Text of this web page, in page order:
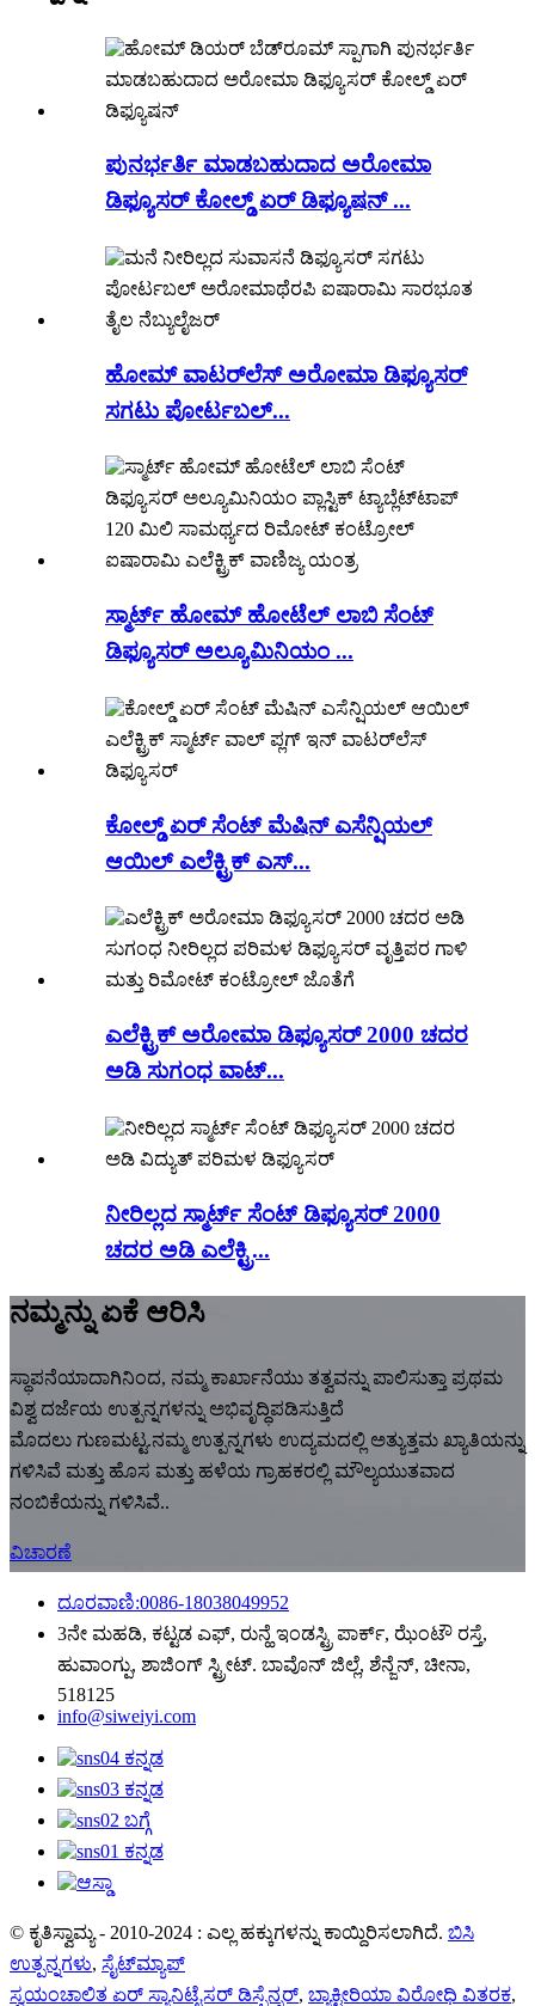
ಪುನರ್ಭರ್ತಿ ಮಾಡಬಹುದಾದ ಅರೋಮಾ
ಡಿಫ್ಯೂಸರ್ ಕೋಲ್ಡ್ ಏರ್ ಡಿಫ್ಯೂಷನ್ ...
ಹೋಮ್ ವಾಟರ್‌ಲೆಸ್ ಅರೋಮಾ ಡಿಫ್ಯೂಸರ್
ಸಗಟು ಪೋರ್ಟಬಲ್...
ಸ್ಮಾರ್ಟ್ ಹೋಮ್ ಹೋಟೆಲ್ ಲಾಬಿ ಸೆಂಟ್
ಡಿಫ್ಯೂಸರ್ ಅಲ್ಯೂಮಿನಿಯಂ ...
ಕೋಲ್ಡ್ ಏರ್ ಸೆಂಟ್ ಮೆಷಿನ್ ಎಸೆನ್ಷಿಯಲ್
ಆಯಿಲ್ ಎಲೆಕ್ಟ್ರಿಕ್ ಎಸ್...
ಎಲೆಕ್ಟ್ರಿಕ್ ಅರೋಮಾ ಡಿಫ್ಯೂಸರ್ 2000 ಚದರ
ಅಡಿ ಸುಗಂಧ ವಾಟ್...
ನೀರಿಲ್ಲದ ಸ್ಮಾರ್ಟ್ ಸೆಂಟ್ ಡಿಫ್ಯೂಸರ್ 2000
ಚದರ ಅಡಿ ಎಲೆಕ್ಟ್ರಿ...
ನಮ್ಮನ್ನು ಏಕೆ ಆರಿಸಿ
ಸ್ಥಾಪನೆಯಾದಾಗಿನಿಂದ, ನಮ್ಮ ಕಾರ್ಖಾನೆಯು ತತ್ವವನ್ನು ಪಾಲಿಸುತ್ತಾ ಪ್ರಥಮ
ವಿಶ್ವ ದರ್ಜೆಯ ಉತ್ಪನ್ನಗಳನ್ನು ಅಭಿವೃದ್ಧಿಪಡಿಸುತ್ತಿದೆ
ಮೊದಲು ಗುಣಮಟ್ಟ.ನಮ್ಮ ಉತ್ಪನ್ನಗಳು ಉದ್ಯಮದಲ್ಲಿ ಅತ್ಯುತ್ತಮ ಖ್ಯಾತಿಯನ್ನು
ಗಳಿಸಿವೆ ಮತ್ತು ಹೊಸ ಮತ್ತು ಹಳೆಯ ಗ್ರಾಹಕರಲ್ಲಿ ಮೌಲ್ಯಯುತವಾದ
ನಂಬಿಕೆಯನ್ನು ಗಳಿಸಿವೆ..
ವಿಚಾರಣೆ
ದೂರವಾಣಿ:0086-18038049952
3ನೇ ಮಹಡಿ, ಕಟ್ಟಡ ಎಫ್, ರುನ್ಹೆ ಇಂಡಸ್ಟ್ರಿ ಪಾರ್ಕ್, ಝೆಂಟೌ ರಸ್ತೆ,
ಹುವಾಂಗ್ಪು, ಶಾಜಿಂಗ್ ಸ್ಟ್ರೀಟ್. ಬಾವೊನ್ ಜಿಲ್ಲೆ, ಶೆನ್ಜೆನ್, ಚೀನಾ,
518125
info@siweiyi.com
© ಕೃತಿಸ್ವಾಮ್ಯ - 2010-2024 : ಎಲ್ಲ ಹಕ್ಕುಗಳನ್ನು ಕಾಯ್ದಿರಿಸಲಾಗಿದೆ. ಬಿಸಿ
ಉತ್ಪನ್ನಗಳು, ಸೈಟ್‌ಮ್ಯಾಪ್
ಸ್ವಯಂಚಾಲಿತ ಏರ್ ಸ್ಯಾನಿಟೈಸರ್ ಡಿಸ್ಪೆನ್ಸರ್, ಬ್ಯಾಕ್ಟೀರಿಯಾ ವಿರೋಧಿ ವಿತರಕ,